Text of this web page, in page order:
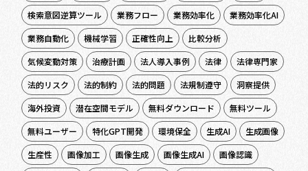
検索意図逆算ツール 業務フロー 業務効率化
業務効率化AI
業務自動化
機械学習 正確性向上
比較分析
気候変動対策
治療計画 法人導入事例 法律
法律専門家
法的リスク
法的制約 法的問題 法規制遵守
洞察提供
海外投資
潜在空間モデル 無料ダウンロード
無料ツール
無料ユーザー
特化GPT開発 環境保全 生成AI
生成画像
生産性
画像加工 画像生成 画像生成AI
画像認識